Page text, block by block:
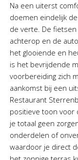
Na een uiterst
doemen eindelijk
de verte. De
achterop en de
het glooiende en
is het bevrijdende
voorbereiding zich
aankomst bij een
Restaurant
positieve toon voor
je totaal geen
onderdelen of
waardoor je direct